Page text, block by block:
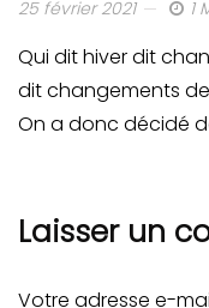
25 février 2021 1
Qui dit hiver dit
dit changements
On a donc décidé
Laisser un
Votre adresse e-